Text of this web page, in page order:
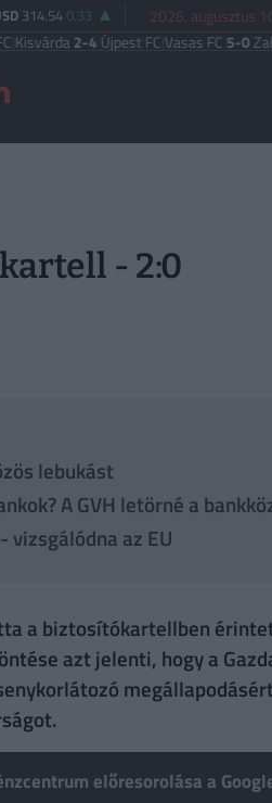
314.54 0.33 2026. augusztus
2-4Újpest FC|Vasas FC5-0
- 2:0
lebukást
A GVH letörné a
vizsgálódna az EU
a biztosítókartellben
azt jelenti, hogy a
előresorolása a